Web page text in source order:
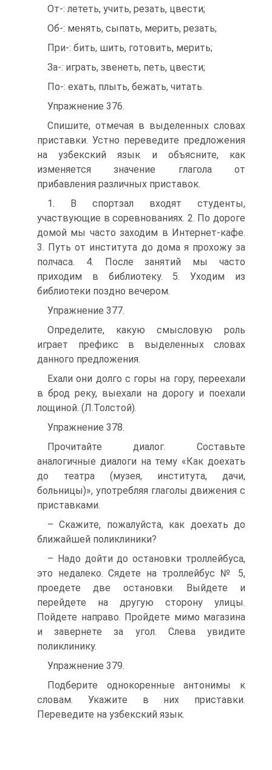
От-: лететь, учить, резать, цвести;
Об-: менять, сыпать, мерить, резать;
При-: бить, шить, готовить, мерить;
За-: играть, звенеть, петь, цвести;
По-: ехать, плыть, бежать, читать.
Упражнение 376.
Спишите, отмечая в выделенных словах
приставки. Устно переведите предложения
на узбекский язык и объясните, как
изменяется значение глагола от
прибавления различных приставок.
1. В спортзал входят студенты,
участвующие в соревнованиях. 2. По дороге
домой мы часто заходим в Интернет-кафе.
3. Путь от института до дома я прохожу за
полчаса. 4. После занятий мы часто
приходим в библиотеку. 5. Уходим из
библиотеки поздно вечером.
Упражнение 377.
Определите, какую смысловую роль
играет префикс в выделенных словах
данного предложения.
Ехали они долго с горы на гору, переехали
в брод реку, выехали на дорогу и поехали
лощиной. (Л.Толстой).
Упражнение 378.
Прочитайте диалог. Составьте
аналогичные диалоги на тему «Как доехать
до театра (музея, института, дачи,
больницы)», употребляя глаголы движения с
приставками.
– Скажите, пожалуйста, как доехать до
ближайшей поликлиники?
– Надо дойти до остановки троллейбуса,
это недалеко. Сядете на троллейбус № 5,
проедете две остановки. Выйдете и
перейдете на другую сторону улицы.
Пойдете направо. Пройдете мимо магазина
и завернете за угол. Слева увидите
поликлинику.
Упражнение 379.
Подберите однокоренные антонимы к
словам. Укажите в них приставки.
Переведите на узбекский язык.